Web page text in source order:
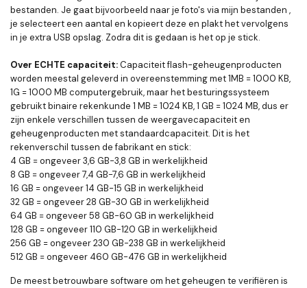
bestanden. Je gaat bijvoorbeeld naar je foto's via mijn bestanden ,
je selecteert een aantal en kopieert deze en plakt het vervolgens
in je extra USB opslag. Zodra dit is gedaan is het op je stick.
Over ECHTE capaciteit:Capaciteit flash-geheugenproducten
worden meestal geleverd in overeenstemming met 1MB = 1000 KB,
1G = 1000 MB computergebruik, maar het besturingssysteem
gebruikt binaire rekenkunde 1 MB = 1024 KB, 1 GB = 1024 MB, dus er
zijn enkele verschillen tussen de weergavecapaciteit en
geheugenproducten met standaardcapaciteit. Dit is het
rekenverschil tussen de fabrikant en stick:
4 GB = ongeveer 3,6 GB-3,8 GB in werkelijkheid
8 GB = ongeveer 7,4 GB-7,6 GB in werkelijkheid
16 GB = ongeveer 14 GB-15 GB in werkelijkheid
32 GB = ongeveer 28 GB-30 GB in werkelijkheid
64 GB = ongeveer 58 GB-60 GB in werkelijkheid
128 GB = ongeveer 110 GB-120 GB in werkelijkheid
256 GB = ongeveer 230 GB-238 GB in werkelijkheid
512 GB = ongeveer 460 GB-476 GB in werkelijkheid
De meest betrouwbare software om het geheugen te verifiëren is